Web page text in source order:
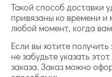
Такой способ доставки
привязаны ко времени и
любой момент, когда
Если вы хотите
не забудьте указать
заказа. Заказ можно